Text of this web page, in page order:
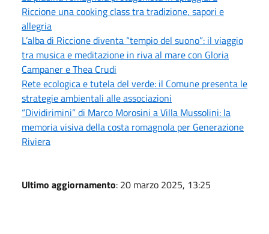
Riccione una cooking class tra tradizione, sapori e
allegria
L’alba di Riccione diventa “tempio del suono”: il viaggio
tra musica e meditazione in riva al mare con Gloria
Campaner e Thea Crudi
Rete ecologica e tutela del verde: il Comune presenta le
strategie ambientali alle associazioni
“Dividirimini” di Marco Morosini a Villa Mussolini: la
memoria visiva della costa romagnola per Generazione
Riviera
Ultimo aggiornamento: 20 marzo 2025, 13:25